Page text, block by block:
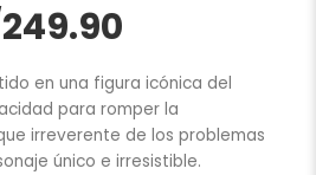
249.90
actual
es:
S/249.90.
en una figura icónica del
para romper la
irreverente de los problemas
único e irresistible.